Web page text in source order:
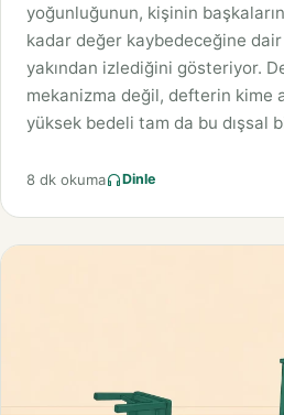
yoğunluğunun, kişinin
kadar değer kaybedeceğine
yakından izlediğini gösteriyor.
mekanizma değil, defterin kime
yüksek bedeli tam da bu dışsal
8 dk okuma Dinle